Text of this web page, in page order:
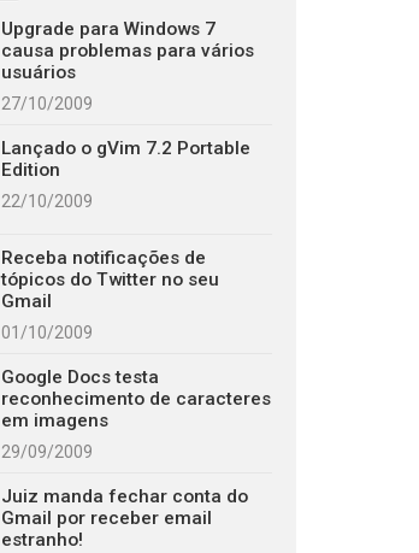
Upgrade para Windows 7
causa problemas para vários
usuários
27/10/2009
Lançado o gVim 7.2 Portable
Edition
22/10/2009
Receba notificações de
tópicos do Twitter no seu
Gmail
01/10/2009
Google Docs testa
reconhecimento de caracteres
em imagens
29/09/2009
Juiz manda fechar conta do
Gmail por receber email
estranho!